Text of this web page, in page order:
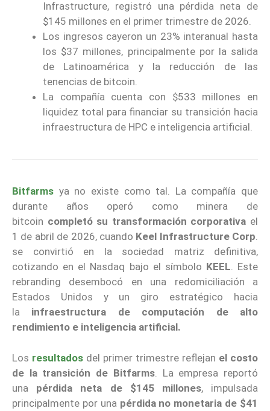
Infrastructure, registró una pérdida neta de
$145 millones en el primer trimestre de 2026.
Los ingresos cayeron un 23% interanual hasta
los $37 millones, principalmente por la salida
de Latinoamérica y la reducción de las
tenencias de bitcoin.
La compañía cuenta con $533 millones en
liquidez total para financiar su transición hacia
infraestructura de HPC e inteligencia artificial.
Bitfarms ya no existe como tal. La compañía que
durante años operó como minera de
bitcoin completó su transformación corporativa el
1 de abril de 2026, cuando Keel Infrastructure Corp.
se convirtió en la sociedad matriz definitiva,
cotizando en el Nasdaq bajo el símbolo KEEL. Este
rebranding desembocó en una redomiciliación a
Estados Unidos y un giro estratégico hacia
la infraestructura de computación de alto
rendimiento e inteligencia artificial.
Los resultados del primer trimestre reflejan el costo
de la transición de Bitfarms. La empresa reportó
una pérdida neta de $145 millones, impulsada
principalmente por una pérdida no monetaria de $41